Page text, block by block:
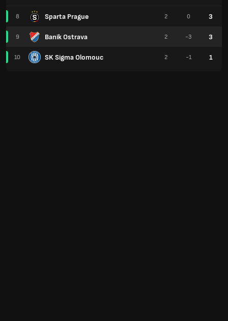
8 Sparta Prague
9 Banik Ostrava
10 SK Sigma Olomouc
2 0 3
2 -3 3
2 -1 1